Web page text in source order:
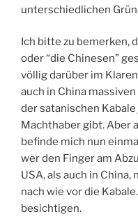
unterschiedlichen
Ich bitte zu bemerken,
oder “die Chinesen”
völlig darüber im
auch in China
der satanischen
Machthaber gibt. Aber
befinde mich nun
wer den Finger am
USA, als auch in
nach wie vor die
besichtigen.